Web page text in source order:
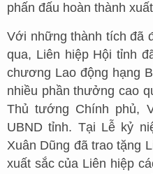
phấn đấu hoàn thành
Với những thành tích đã
qua, Liên hiệp Hội tỉnh
chương Lao động hạng
nhiều phần thưởng cao
Thủ tướng Chính phủ,
UBND tỉnh. Tại Lễ kỷ
Xuân Dũng đã trao tặng
xuất sắc của Liên hiệp